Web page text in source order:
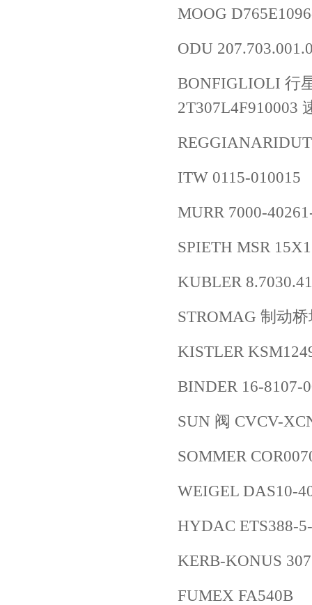
MOOG
ODU
BONFIGLIOLI 行
2T307L4F910003
ITW 0115-010015
MURR 7000-
SPIETH MSR 15X1
KUBLER
STROMAG 制动
KISTLER
BINDER 16-8107-
SUN 阀 CVCV-
SOMMER
WEIGEL DAS10-
HYDAC ETS388-
KERB-KONUS
FUMEX FA540B